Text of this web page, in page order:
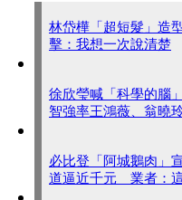
林岱樺「超短髮」造
擊：我想一次說清楚
徐欣瑩喊「科學的腦
智強率王鴻薇、翁曉
必比登「阿城鵝肉」
道逼近千元 業者：